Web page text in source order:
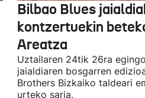
Bilbao Blues
kontzertuekin
Areatza
Uztailaren 24tik 26ra
jaialdiaren bosgarren
Brothers Bizkaiko taldeari
urteko saria.